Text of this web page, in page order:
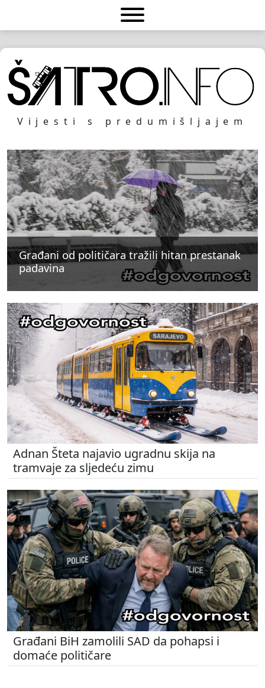
Vijesti s predumišljajem
Građani od političara tražili hitan prestanak
padavina
Građani od političara tražili hitan prestanak
padavina
Građani od političara tražili hitan prestanak
padavina
Adnan Šteta najavio ugradnu skija na
tramvaje za sljedeću zimu
Građani BiH zamolili SAD da pohapsi i
domaće političare